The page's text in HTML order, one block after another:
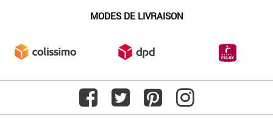
MODES DE LIVRAISON